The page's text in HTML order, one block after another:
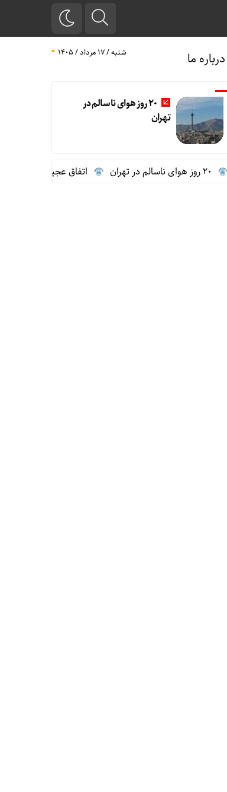
درباره ما شنبه / ۱۷ مرداد / ۱۴۰۵
20 روز هوای ناسالم در
تهران
اتفاق عجیب در استقلال؛ امضای شجاعی